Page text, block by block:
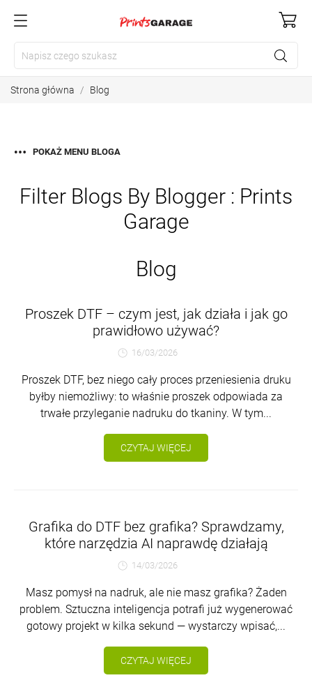
Strona główna Blog
POKAŻ MENU BLOGA
Filter Blogs By Blogger : Prints
Garage
Blog
Proszek DTF – czym jest, jak działa i jak go
prawidłowo używać?
16/03/2026
Proszek DTF, bez niego cały proces przeniesienia druku
byłby niemożliwy: to właśnie proszek odpowiada za
trwałe przyleganie nadruku do tkaniny. W tym...
CZYTAJ WIĘCEJ
Grafika do DTF bez grafika? Sprawdzamy,
które narzędzia AI naprawdę działają
14/03/2026
Masz pomysł na nadruk, ale nie masz grafika? Żaden
problem. Sztuczna inteligencja potrafi już wygenerować
gotowy projekt w kilka sekund — wystarczy wpisać,...
CZYTAJ WIĘCEJ